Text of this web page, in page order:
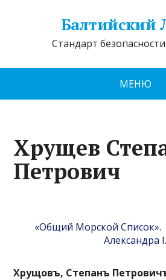
Балтийский
Стандарт
МЕНЮ
Хрущев
Петрович
«Общий Морской Список».
Александра I.
Хрущовъ, Степанъ